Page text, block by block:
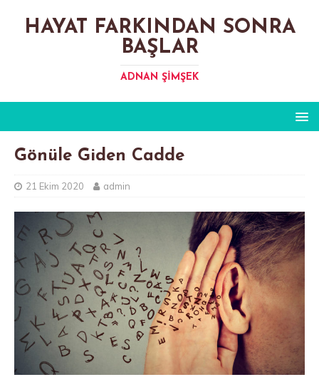
HAYAT FARKINDAN SONRA
BAŞLAR
ADNAN ŞIMŞEK
Gönüle Giden Cadde
21 Ekim 2020 admin